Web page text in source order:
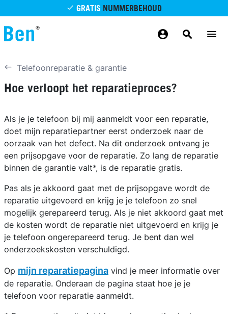
Overslaan en naar de inhoud gaan
GRATIS NUMMERBEHOUD
Telefoonreparatie & garantie
Hoe verloopt het reparatieproces?
Als je je telefoon bij mij aanmeldt voor een reparatie,
doet mijn reparatiepartner eerst onderzoek naar de
oorzaak van het defect. Na dit onderzoek ontvang je
een prijsopgave voor de reparatie. Zo lang de reparatie
binnen de garantie valt*, is de reparatie gratis.
Pas als je akkoord gaat met de prijsopgave wordt de
reparatie uitgevoerd en krijg je je telefoon zo snel
mogelijk gerepareerd terug. Als je niet akkoord gaat met
de kosten wordt de reparatie niet uitgevoerd en krijg je
je telefoon ongerepareerd terug. Je bent dan wel
onderzoekskosten verschuldigd.
Op mijn reparatiepagina vind je meer informatie over
de reparatie. Onderaan de pagina staat hoe je je
telefoon voor reparatie aanmeldt.